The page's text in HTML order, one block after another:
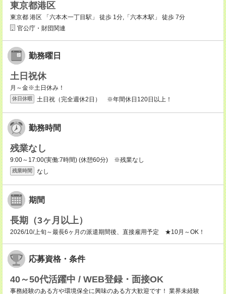
東京都港区
東京都 港区 「六本木一丁目駅」 徒歩 1分,「六本木駅」 徒歩 7分
官公庁・財団関連
勤務曜日
土日祝休
月～金※土日休み！
休日休暇 土日祝（完全週休2日） ※年間休日120日以上！
勤務時間
残業なし
9:00～17:00(実働:7時間) (休憩60分) ※残業なし
残業時間 なし
期間
長期（3ヶ月以上）
2026/10/上旬～最長6ヶ月の派遣期間後、直接雇用予定 ★10月～OK！
応募資格・条件
40～50代活躍中 / WEB登録・面接OK
事務経験のある方や環境保全に興味のある方大歓迎です！ 業界未経験